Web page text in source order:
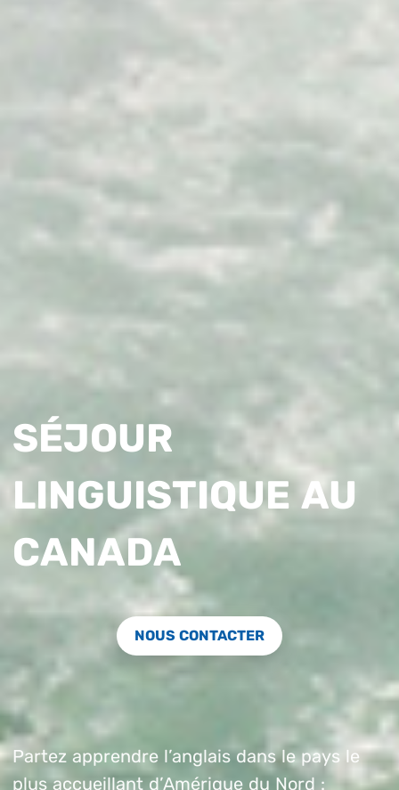
SÉJOUR
LINGUISTIQUE AU
CANADA
NOUS CONTACTER
Partez apprendre l’anglais dans le pays le
plus accueillant d’Amérique du Nord :